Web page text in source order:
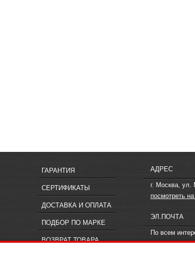
ГАРАНТИЯ
СЕРТИФИКАТЫ
ДОСТАВКА И ОПЛАТА
ПОДБОР ПО МАРКЕ
ВОЗВРАТ ТОВАРА
АДРЕС
г. Москва, ул.
посмотреть на
ЭЛ.ПОЧТА
По всем
вопросам
не является публичной офертой, определяемой положениями